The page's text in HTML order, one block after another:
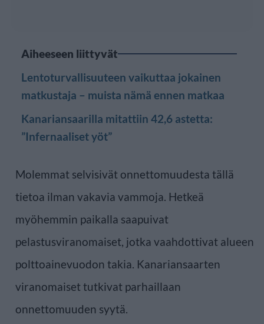
Aiheeseen liittyvät
Lentoturvallisuuteen vaikuttaa jokainen
matkustaja – muista nämä ennen matkaa
Kanariansaarilla mitattiin 42,6 astetta:
”Infernaaliset yöt”
Molemmat selvisivät onnettomuudesta tällä
tietoa ilman vakavia vammoja. Hetkeä
myöhemmin paikalla saapuivat
pelastusviranomaiset, jotka vaahdottivat alueen
polttoainevuodon takia. Kanariansaarten
viranomaiset tutkivat parhaillaan
onnettomuuden syytä.